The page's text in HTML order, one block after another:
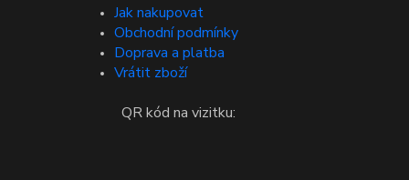
Jak nakupovat
Obchodní podmínky
Doprava a platba
Vrátit zboží
QR kód na vizitku: